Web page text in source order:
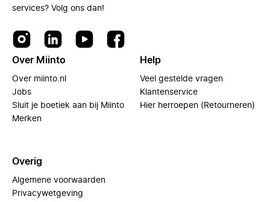
services? Volg ons dan!
Over Miinto
Over miinto.nl
Jobs
Sluit je boetiek aan bij Miinto
Merken
Help
Veel gestelde vragen
Klantenservice
Hier herroepen (Retourneren)
Overig
Algemene voorwaarden
Privacywetgeving